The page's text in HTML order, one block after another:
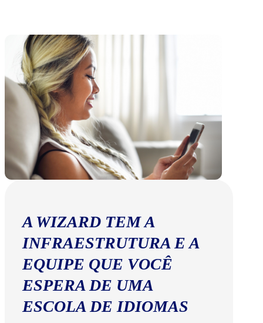
A WIZARD TEM A
INFRAESTRUTURA E A
EQUIPE QUE VOCÊ
ESPERA DE UMA
ESCOLA DE IDIOMAS